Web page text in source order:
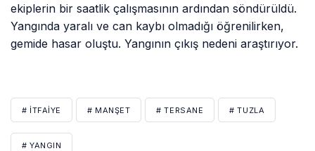
ekiplerin bir saatlik çalışmasının ardından söndürüldü.
Yangında yaralı ve can kaybı olmadığı öğrenilirken,
gemide hasar oluştu. Yangının çıkış nedeni araştırıyor.
# İTFAIYE # MANŞET # TERSANE # TUZLA
# YANGIN